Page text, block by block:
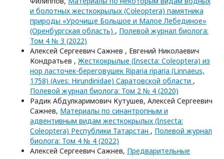
и болотных жесткокрылых (Coleoptera) памятника
природы «Урочище Большое и Малое Лебединое»
(Оренбургская область) , Полевой журнал биолога:
Том 4 № 3 (2022)
Алексей Сергеевич Сажнев , Евгений Николаевич
Кондратьев , Жесткокрылые (Insecta: Coleoptera) из
нор ласточек-береговушек Riparia riparia (Linnaeus,
1758) (Aves: Hirundinidae) Саратовской области ,
Полевой журнал биолога: Том 2 № 4 (2020)
Радик Абдулкаримович Кутушев, Алексей Сергеевич
Сажнев, Материалы по синантропным и
адвентивным видам жесткокрылых (Insecta:
Coleoptera) Республики Татарстан , Полевой журнал
биолога: Том 4 № 4 (2022)
Алексей Сергеевич Сажнев, Предварительные